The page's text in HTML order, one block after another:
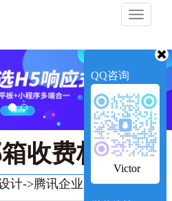
Toggle
收费标准
计->腾讯企业邮箱收费标准
QQ咨询
Victor